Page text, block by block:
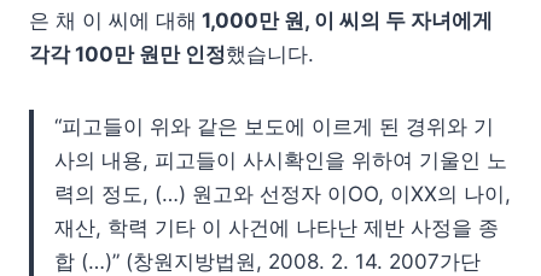
은 채 이 씨에 대해 1,000만 원, 이 씨의 두 자녀에게
각각 100만 원만 인정했습니다.
“피고들이 위와 같은 보도에 이르게 된 경위와 기
사의 내용, 피고들이 사시확인을 위하여 기울인 노
력의 정도, (…) 원고와 선정자 이OO, 이XX의 나이,
재산, 학력 기타 이 사건에 나타난 제반 사정을 종
합 (…)” (창원지방법원, 2008. 2. 14. 2007가단